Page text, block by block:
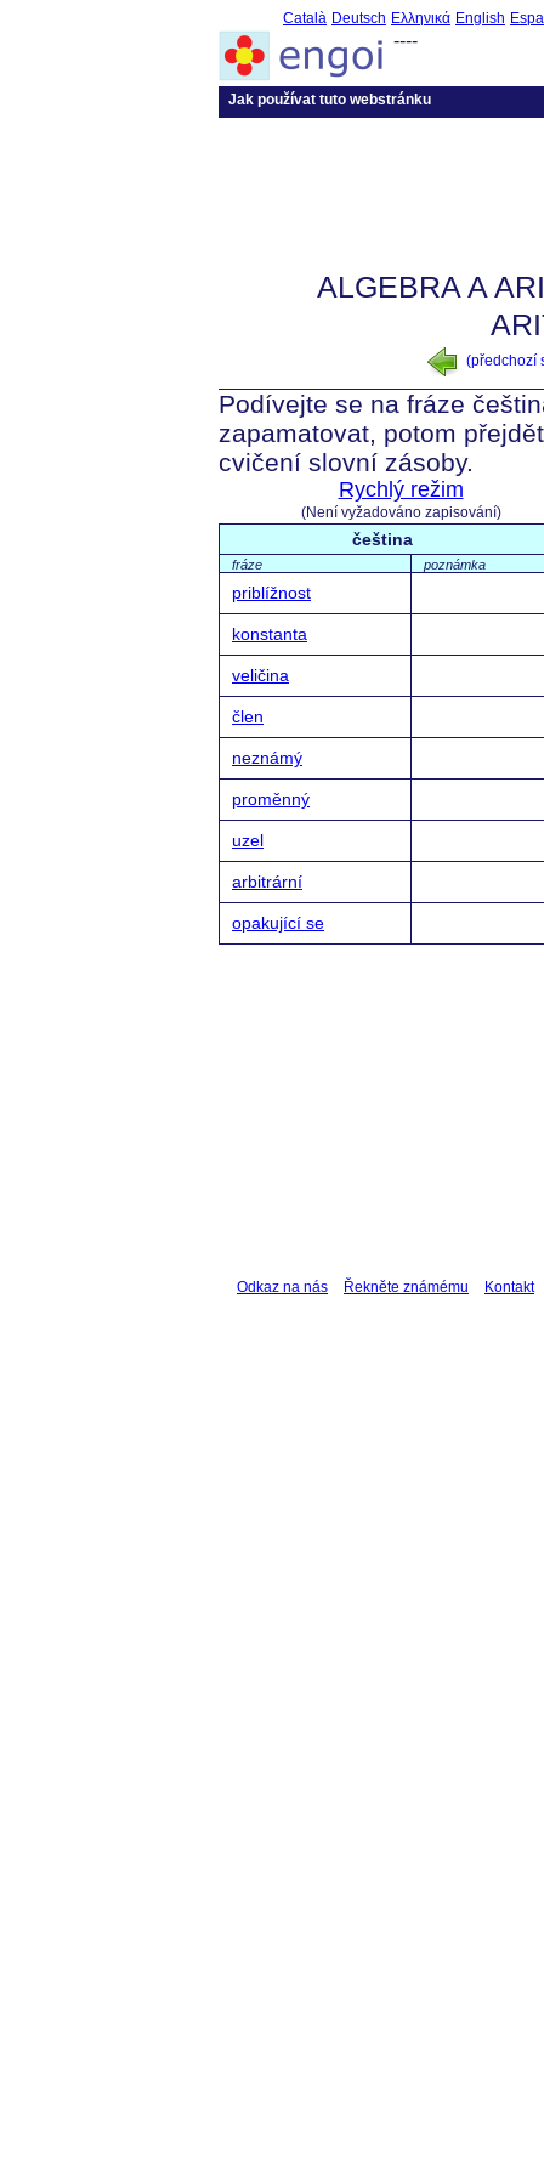
Català Deutsch Ελληνικά English
----
Jak používat tuto webstránku
ALGEBRA A
(předchozí
Podívejte se na fráze
zapamatovat, potom
cvičení slovní zásoby.
Rychlý režim
(Není vyžadováno zapisování)
čeština
fráze poznámka
priblížnost
konstanta
veličina
člen
neznámý
proměnný
uzel
arbitrární
opakující se
Odkaz na nás Řekněte známému Kontakt